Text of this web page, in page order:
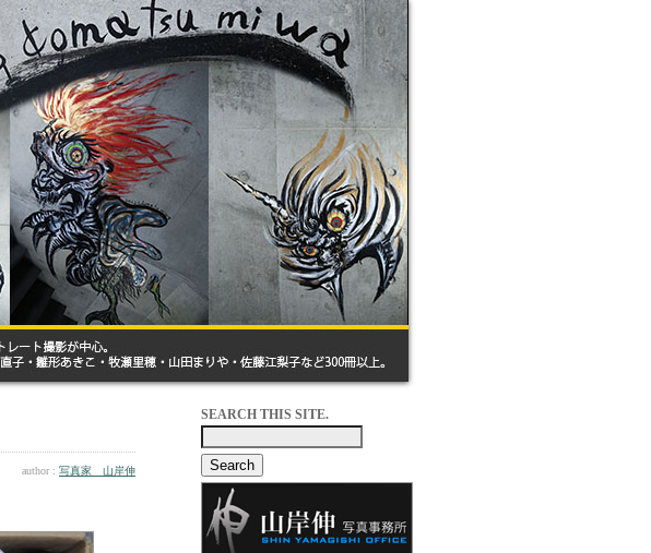
author : 写真家 山岸伸
SEARCH THIS SITE.